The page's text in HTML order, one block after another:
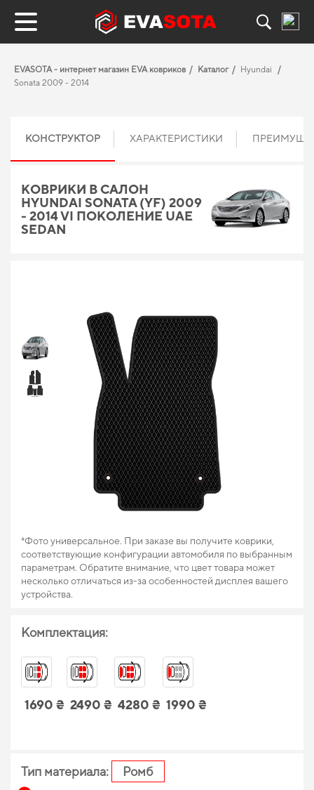
EVASOTA - интернет магазин EVA ковриков Каталог
Hyundai
Sonata 2009 - 2014
КОНСТРУКТОР ХАРАКТЕРИСТИКИ
КОВРИКИ В САЛОН
HYUNDAI SONATA (YF) 2009
- 2014 VI ПОКОЛЕНИЕ UAE
SEDAN
*Фото универсальное. При заказе вы получите коврики,
соответствующие конфигурации автомобиля по выбранным
параметрам. Обратите внимание, что цвет товара может
несколько отличаться из-за особенностей дисплея вашего
устройства.
Комплектация:
1690 ₴ 2490 ₴ 4280 ₴ 1990 ₴
Тип материала: Ромб